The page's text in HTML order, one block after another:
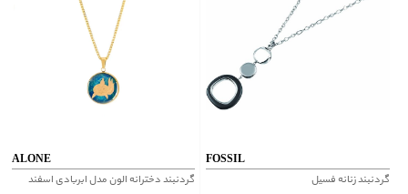
ALONE
گردنبند دخترانه الون مدل ابربادی اسفند
FOSSIL
گردنبند زنانه فسیل